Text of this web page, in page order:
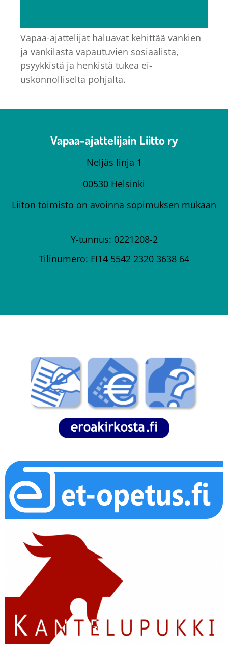
Vapaa-ajattelijat haluavat kehittää vankien
ja vankilasta vapautuvien sosiaalista,
psyykkistä ja henkistä tukea ei-
uskonnolliselta pohjalta.
Vapaa-ajattelijain Liitto ry
Neljäs linja 1
00530 Helsinki
Liiton toimisto on avoinna sopimuksen mukaan
Y-tunnus: 0221208-2
Tilinumero: FI14 5542 2320 3638 64